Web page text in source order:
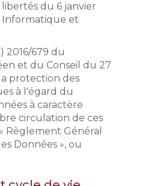
du 6 janvier
Informatique et
2016/679 du
et du Conseil du 27
protection des
à l'égard du
à caractère
circulation de ces
Règlement Général
Données », ou